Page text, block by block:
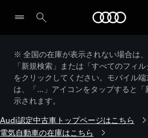
※ 全国の在庫が表示されない場合は
「新規検索」または「すべてのフィル
をクリックしてください。モバイル
は、「…」アイコンをタップすると「
示されます。
Audi認定中古車トップページはこちら
電気自動車の在庫はこちら